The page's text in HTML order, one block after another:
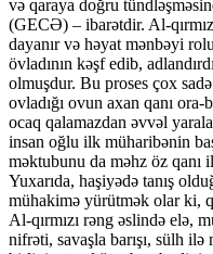
və qaraya doğru
(GECƏ) – ibarətdir. Al-
dayanır və həyat mənbəyi
övladının kəşf edib,
olmuşdur. Bu proses çox
ovladığı ovun axan qanı
ocaq qalamazdan əvvəl
insan oğlu ilk müharibənin
məktubunu da məhz öz qanı
Yuxarıda, haşiyədə tanış
mühakimə yürütmək olar ki,
Al-qırmızı rəng əslində elə,
nifrəti, savaşla barışı, sülh